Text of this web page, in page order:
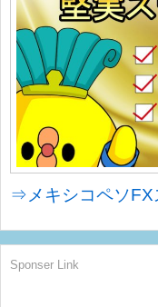
⇒メキシコペソFX
Sponser Link